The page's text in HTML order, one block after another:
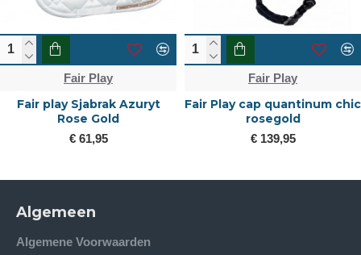
Fair Play
Fair play Sjabrak Azuryt
Rose Gold
€ 61,95
Fair Play
Fair Play cap quantinum chic
rosegold
€ 139,95
Algemeen
Algemene Voorwaarden